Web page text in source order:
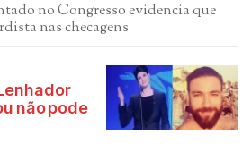
no Congresso evidencia que
nas checagens
não pode